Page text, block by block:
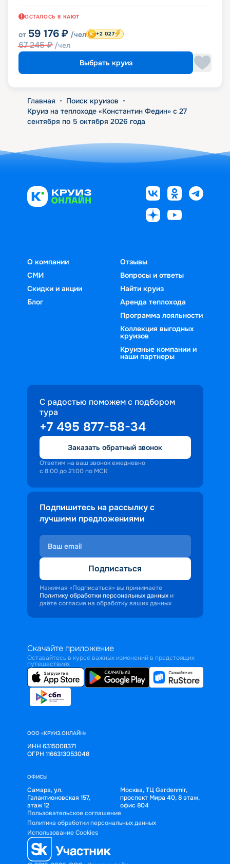
ОСТАЛОСЬ 8 КАЮТ
от 59 176 ₽ /чел
67 245₽ /чел
+2 027
Выбрать круиз
Главная • Поиск круизов •
Круиз на теплоходе «Константин Федин» с 27
сентября по 5 октября 2026 года
О компании
СМИ
Скидки и акции
Блог
Отзывы
Вопросы и ответы
Найти круиз
Аренда теплохода
Программа лояльности
Коллекция выгодных
круизов
Круизные компании и
наши партнеры
С радостью поможем с подбором
тура
+7 495 877-58-34
Заказать обратный звонок
Ответим на ваш звонок ежедневно
с 8:00 до 21:00 по МСК
Подпишитесь на рассылку с
лучшими предложениями
Подписаться
Нажимая «Подписаться» вы принимаете
Политику обработки персональных данных и
даёте согласие на обработку ваших данных
Скачайте приложение
Оставайтесь в курсе важных изменений в предстоящих
путешествиях
ООО «КРУИЗ.ОНЛАЙН»
ИНН 6315008371
ОГРН 1166313053048
ОФИСЫ
Самара, ул.
Галактионовская 157,
этаж 12
Москва, ТЦ Gardenmir,
проспект Мира 40, 8 этаж,
офис 804
Пользовательское соглашение
Политика обработки персональных данных
Использование Cookies